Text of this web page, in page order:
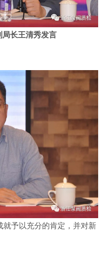
长王清秀发言
予以充分的肯定，并对新